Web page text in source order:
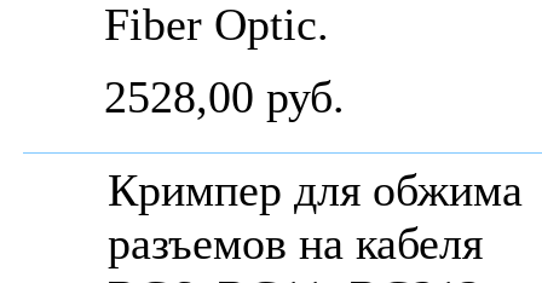
Fiber Optic.
2528,00 руб.
Кримпер для обжима
разъемов на кабеля